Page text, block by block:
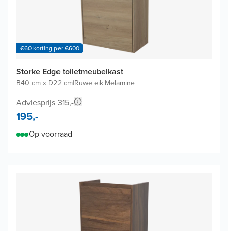
€60 korting per €600
Storke Edge toiletmeubelkast
B40 cm x D22 cm|Ruwe eik|Melamine
Adviesprijs 315,-
195,-
Op voorraad